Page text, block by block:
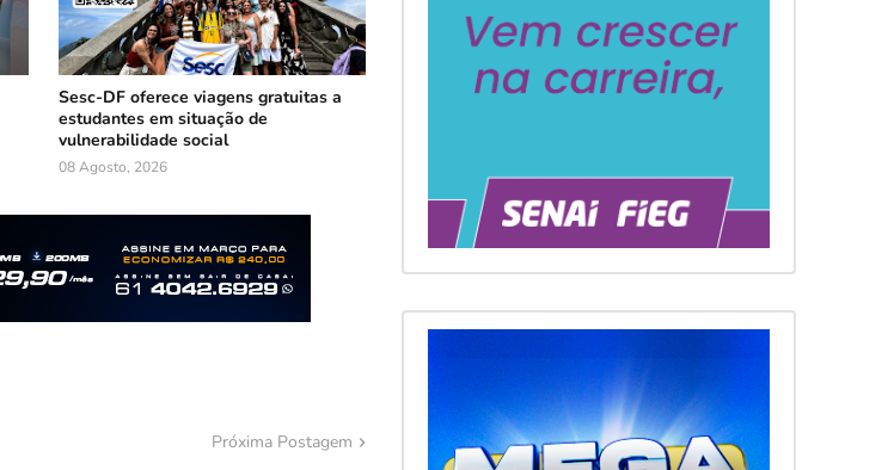
Sesc-DF oferece viagens gratuitas a
estudantes em situação de
vulnerabilidade social
08 Agosto, 2026
Próxima Postagem